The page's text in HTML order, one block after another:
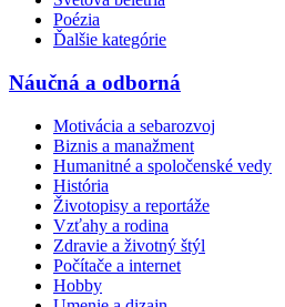
Poézia
Ďalšie kategórie
Náučná a odborná
Motivácia a sebarozvoj
Biznis a manažment
Humanitné a spoločenské vedy
História
Životopisy a reportáže
Vzťahy a rodina
Zdravie a životný štýl
Počítače a internet
Hobby